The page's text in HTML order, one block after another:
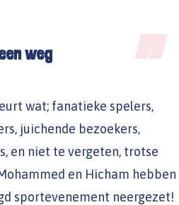
weg
wat; fanatieke spelers,
juichende bezoekers,
en niet te vergeten, trotse
en Hicham hebben
sportevenement neergezet!